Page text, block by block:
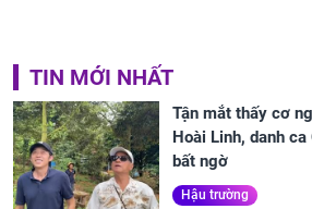
TIN MỚI NHẤT
Tận mắt thấy cơ
Hoài Linh, danh
bất ngờ
Hậu trường